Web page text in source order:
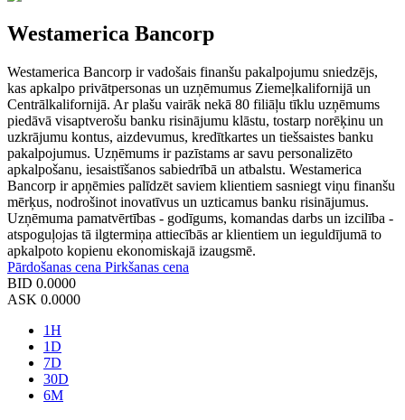
Westamerica Bancorp
Westamerica Bancorp ir vadošais finanšu pakalpojumu sniedzējs,
kas apkalpo privātpersonas un uzņēmumus Ziemeļkalifornijā un
Centrālkalifornijā. Ar plašu vairāk nekā 80 filiāļu tīklu uzņēmums
piedāvā visaptverošu banku risinājumu klāstu, tostarp norēķinu un
uzkrājumu kontus, aizdevumus, kredītkartes un tiešsaistes banku
pakalpojumus. Uzņēmums ir pazīstams ar savu personalizēto
apkalpošanu, iesaistīšanos sabiedrībā un atbalstu. Westamerica
Bancorp ir apņēmies palīdzēt saviem klientiem sasniegt viņu finanšu
mērķus, nodrošinot inovatīvus un uzticamus banku risinājumus.
Uzņēmuma pamatvērtības - godīgums, komandas darbs un izcilība -
atspoguļojas tā ilgtermiņa attiecībās ar klientiem un ieguldījumā to
apkalpoto kopienu ekonomiskajā izaugsmē.
Pārdošanas cena Pirkšanas cena
BID 0.0000
ASK 0.0000
1H
1D
7D
30D
6M